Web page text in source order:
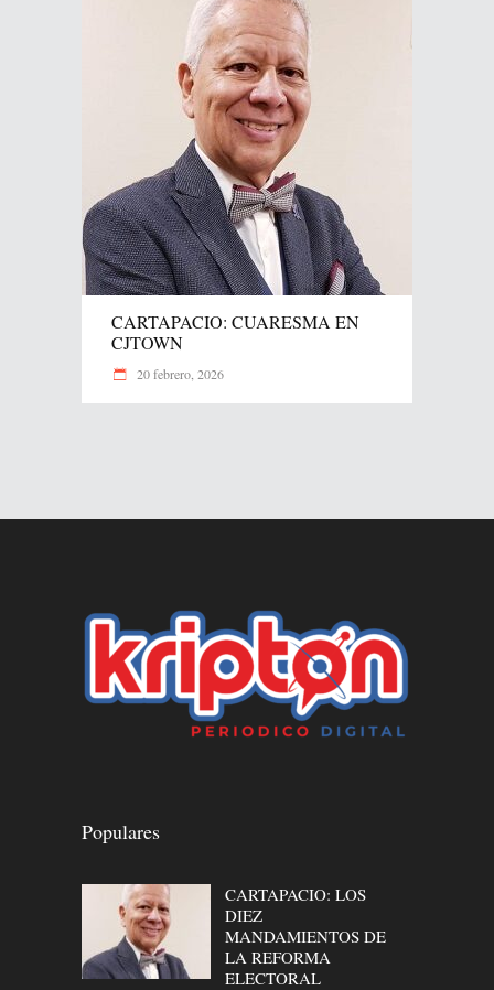
CARTAPACIO: CUARESMA EN
CJTOWN
20 febrero, 2026
Populares
CARTAPACIO: LOS
DIEZ
MANDAMIENTOS DE
LA REFORMA
ELECTORAL